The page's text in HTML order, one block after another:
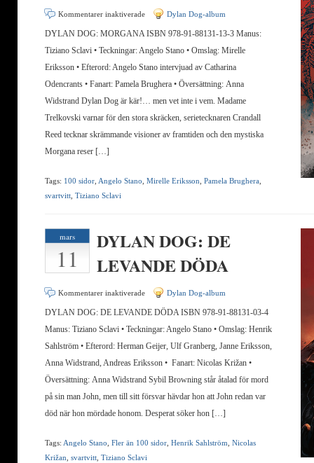
Kommentarer inaktiverade för
MORGANA
Dylan Dog-album
DYLAN DOG: MORGANA ISBN 978-91-88131-13-3 Manus:
Tiziano Sclavi • Teckningar: Angelo Stano • Omslag: Mirelle
Eriksson • Efterord: Angelo Stano intervjuad av Catharina
Odencrants • Fanart: Pamela Brughera • Översättning: Anna
Widstrand Dylan Dog är kär!… men vet inte i vem. Madame
Trelkovski varnar för den stora skräcken, serietecknaren Crandall
Reed tecknar skrämmande visioner av framtiden och den mystiska
Morgana reser […]
Tags: 100 sidor Angelo Stano Mirelle Eriksson Pamela Brughera
svartvitt Tiziano Sclavi
mars
11
DYLAN DOG: DE
LEVANDE DÖDA
Kommentarer inaktiverade för
DE
LEVANDE
DÖDA
Dylan Dog-album
DYLAN DOG: DE LEVANDE DÖDA ISBN 978-91-88131-03-4
Manus: Tiziano Sclavi • Teckningar: Angelo Stano • Omslag: Henrik
Sahlström • Efterord: Herman Geijer, Ulf Granberg, Janne Eriksson,
Anna Widstrand, Andreas Eriksson • Fanart: Nicolas Križan •
Översättning: Anna Widstrand Sybil Browning står åtalad för mord
på sin man John, men till sitt försvar hävdar hon att John redan var
död när hon mördade honom. Desperat söker hon […]
Tags: Angelo Stano Fler än 100 sidor Henrik Sahlström Nicolas
Križan svartvitt Tiziano Sclavi